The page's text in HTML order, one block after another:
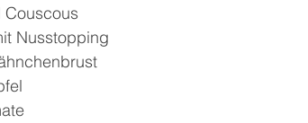
Couscous
Nusstopping